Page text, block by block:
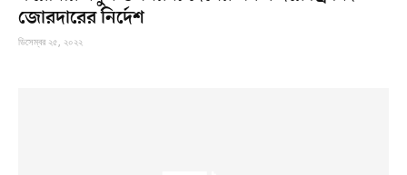
জোরদারের নির্দেশ
ডিসেম্বর ২৫, ২০২২